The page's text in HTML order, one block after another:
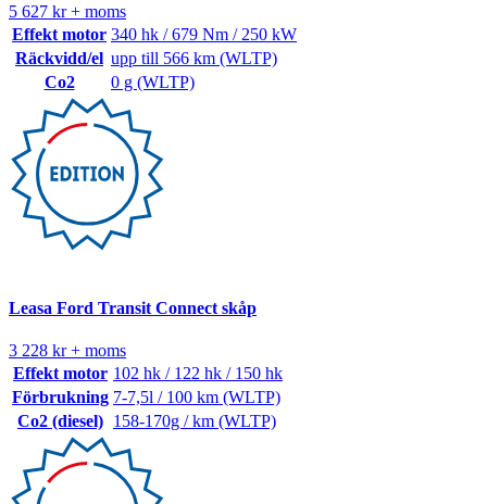
5 627 kr + moms
Effekt motor 340 hk / 679 Nm / 250 kW
Räckvidd/el upp till 566 km (WLTP)
Co2
0 g (WLTP)
Leasa Ford Transit Connect skåp
3 228 kr + moms
Effekt motor 102 hk / 122 hk / 150 hk
Förbrukning 7-7,5l / 100 km (WLTP)
Co2 (diesel) 158-170g / km (WLTP)